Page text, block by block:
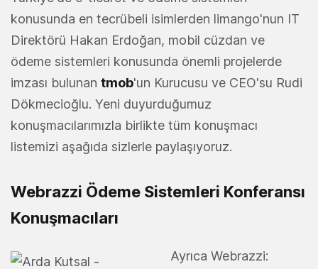
konusunda en tecrübeli isimlerden limango'nun IT
Direktörü Hakan Erdoğan, mobil cüzdan ve
ödeme sistemleri konusunda önemli projelerde
imzası bulunan tmob'un Kurucusu ve CEO'su Rudi
Dökmecioğlu. Yeni duyurduğumuz
konuşmacılarımızla birlikte tüm konuşmacı
listemizi aşağıda sizlerle paylaşıyoruz.
Webrazzi Ödeme Sistemleri Konferansı
Konuşmacıları
Ayrıca Webrazzi: